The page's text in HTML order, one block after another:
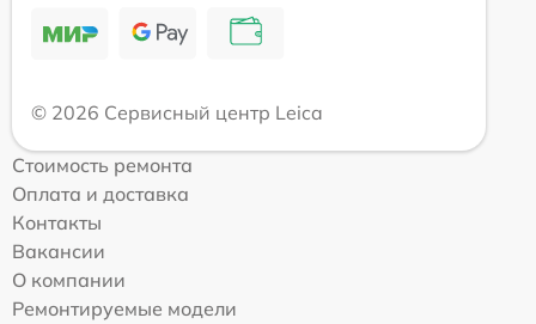
© 2026 Сервисный центр Leica
Стоимость ремонта
Оплата и доставка
Контакты
Вакансии
О компании
Ремонтируемые модели